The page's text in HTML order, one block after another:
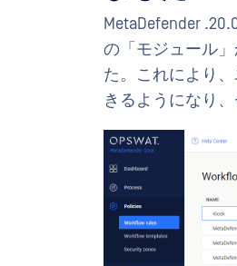
MetaDefender
の「モジュール
た。これにより
きるようになり